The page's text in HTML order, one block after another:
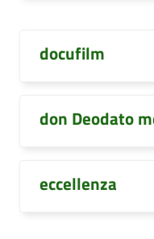
docufilm
don Deodato
eccellenza